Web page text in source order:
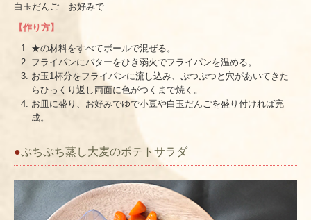
白玉だんご お好みで
【作り方】
★の材料をすべてボールで混ぜる。
フライパンにバターをひき弱火でフライパンを温める。
お玉1杯分をフライパンに流し込み、ぷつぷつと穴があいてきた
らひっくり返し両面に色がつくまで焼く。
お皿に盛り、お好みでゆで小豆や白玉だんごを盛り付ければ完
成。
●ぷちぷち蒸し大麦のポテトサラダ